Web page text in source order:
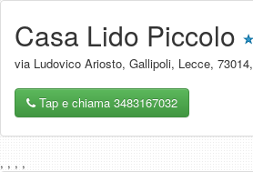
Casa Lido Piccolo
via Ludovico Ariosto, Gallipoli, Lecce, 73014,
Tap e chiama 3483167032
, , , ,